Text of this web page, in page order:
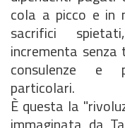
cola a picco e in
sacrifici
incrementa
consulenze e
particolari.
È questa la